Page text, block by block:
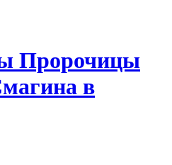
Пророчицы
в